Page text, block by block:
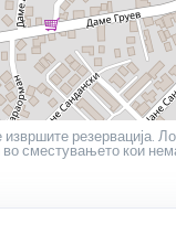
резервација.
сместувањето кои